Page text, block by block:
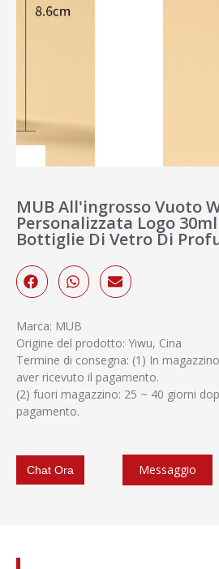
MUB All'ingrosso Vuoto
Personalizzata Logo
Bottiglie Di Vetro Di
Marca: MUB
Origine del prodotto: Yiwu, Cina
Termine di consegna: (1) In
aver ricevuto il pagamento.
(2) fuori magazzino: 25 ~ 40 giorni
pagamento.
Chat Ora Messaggio